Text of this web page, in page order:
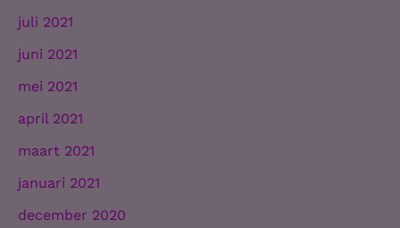
juli 2021
juni 2021
mei 2021
april 2021
maart 2021
januari 2021
december 2020